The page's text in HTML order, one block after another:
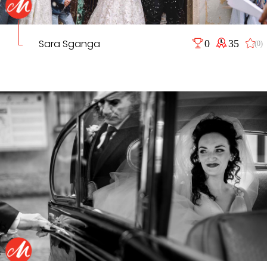
Sara Sganga 0 35 (0)